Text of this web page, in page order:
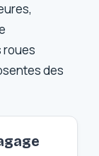
roues
des